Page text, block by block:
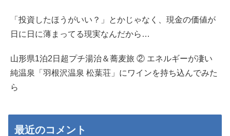
「投資したほうがいい？」とかじゃなく、現金の価値が
日に日に薄まってる現実なんだから…
山形県1泊2日超プチ湯治＆蕎麦旅 ② エネルギーが凄い
純温泉「羽根沢温泉 松葉荘」にワインを持ち込んでみた
ら
最近のコメント